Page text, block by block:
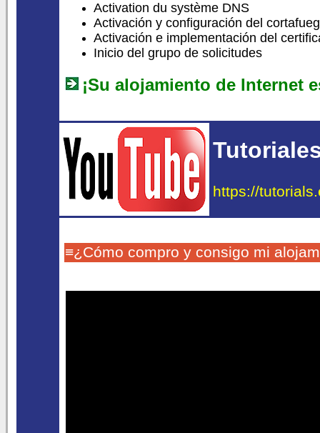
Activation du système DNS
Activación y configuración del
Activación e implementación del
Inicio del grupo de solicitudes
¡Su alojamiento de Internet
https://
≡¿Cómo compro y consigo mi